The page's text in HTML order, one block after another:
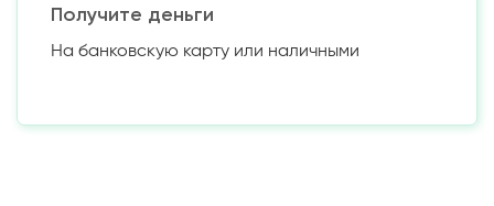
Получите деньги
На банковскую карту или наличными